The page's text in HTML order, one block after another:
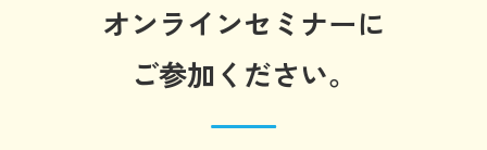
オンラインセミナーに
ご参加ください。